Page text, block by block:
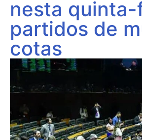
nesta
partidos de
cotas